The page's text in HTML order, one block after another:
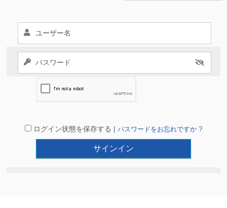
ログイン状態を保存する | パスワードをお忘れですか ?